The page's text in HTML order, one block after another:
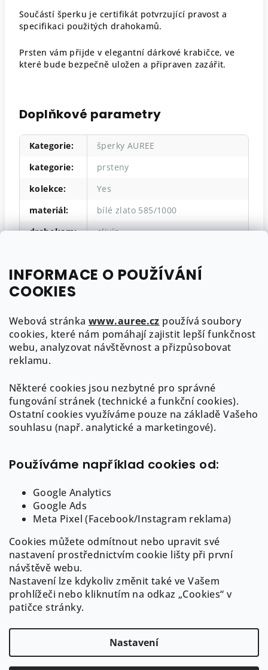
INFORMACE O POUŽÍVÁNÍ
COOKIES
Webová stránka www.auree.cz používá soubory
cookies, které nám pomáhají zajistit lepší funkčnost
webu, analyzovat návštěvnost a přizpůsobovat
reklamu.
Některé cookies jsou nezbytné pro správné
fungování stránek (technické a funkční cookies).
Ostatní cookies využíváme pouze na základě Vašeho
souhlasu (např. analytické a marketingové).
Používáme například cookies od:
Google Analytics
Google Ads
Meta Pixel (Facebook/Instagram reklama)
Cookies můžete odmítnout nebo upravit své
nastavení prostřednictvím cookie lišty při první
návštěvě webu.
Nastavení lze kdykoliv změnit také ve Vašem
prohlížeči nebo kliknutím na odkaz „Cookies“ v
patičce stránky.
Nastavení
Součástí šperku je certifikát potvrzující pravost a
specifikaci použitých drahokamů.
Prsten vám přijde v elegantní dárkové krabičce, ve
které bude bezpečně uložen a připraven zazářit.
Doplňkové parametry
Kategorie:
šperky AUREE
kategorie:
prsteny
kolekce:
Yes
materiál:
bílé zlato 585/1000
drahokam: olivín
velikost:
p
a
Kontakt
info@auree.cz
722 21 21 92
Informace pro Vás
O AUREE
Obchodní podmínky
Puncovní značení a ryzost šperků
GDPR
Cookies
Copyright 2026AUREE | Fine Jewelry. Všechna práva